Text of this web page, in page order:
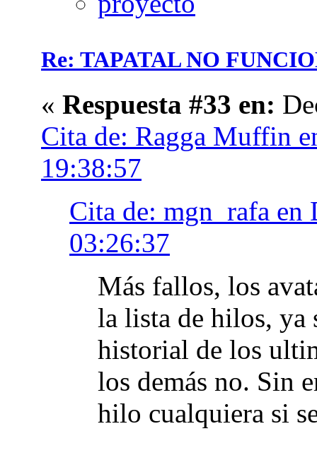
Re: TAPATAL NO
« Respuesta #33 en:
Cita de: Ragga Muffin
19:38:57
Cita de: mgn_rafa en
03:26:37
Más fallos, los
la lista de hilos, ya
historial de los
los demás no. Sin
hilo cualquiera si